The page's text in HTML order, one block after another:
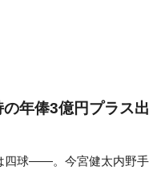
年俸3億円プラス出
四球——。今宮健太内野手